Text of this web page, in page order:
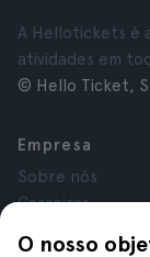
O nosso
A Hellotickets é
atividades em
© Hello Ticket,
Empresa
Sobre nós
Carreiras